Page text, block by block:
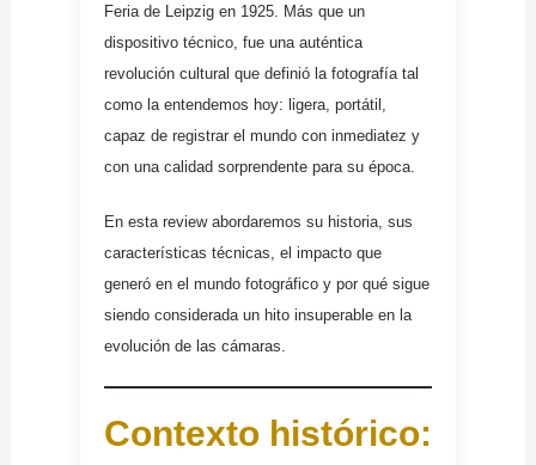
Feria de Leipzig en 1925. Más que un
dispositivo técnico, fue una auténtica
revolución cultural que definió la fotografía tal
como la entendemos hoy: ligera, portátil,
capaz de registrar el mundo con inmediatez y
con una calidad sorprendente para su época.
En esta review abordaremos su historia, sus
características técnicas, el impacto que
generó en el mundo fotográfico y por qué sigue
siendo considerada un hito insuperable en la
evolución de las cámaras.
Contexto histórico: